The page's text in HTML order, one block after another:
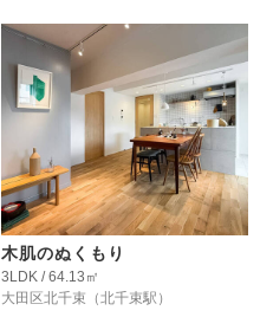
木肌のぬくもり
3LDK / 64.13㎡
大田区北千束 （北千束駅）